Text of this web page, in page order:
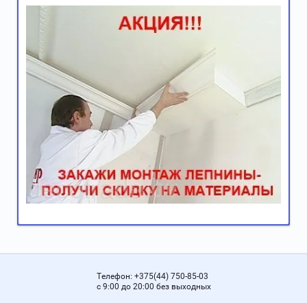
Телефон: +375(44) 750-85-03
с 9:00 до 20:00 без выходных